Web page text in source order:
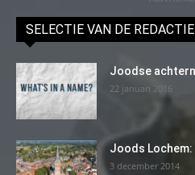
SELECTIE VAN DE REDACTIE
Joodse
22 januari 2016
Joods Lochem:
3 december 2014